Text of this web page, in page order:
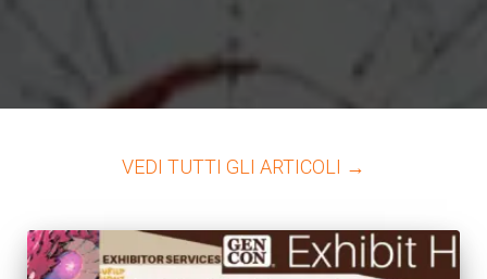
VEDI TUTTI GLI ARTICOLI →